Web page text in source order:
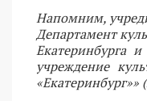
Напомним,
Департамент
Екатеринбурга
учреждение
«Екатеринбург»»